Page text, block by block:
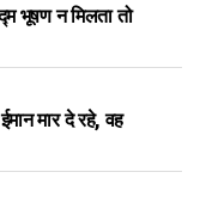
भूषण न मिलता तो
मार दे रहे, वह